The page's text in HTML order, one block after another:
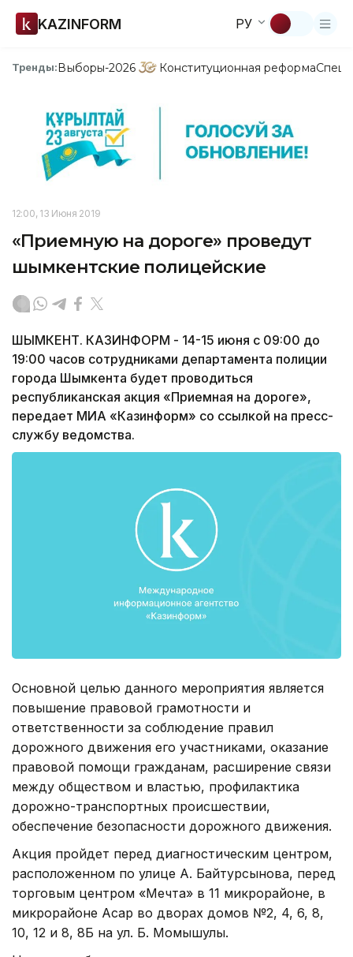
KAZINFORM РУ
Тренды:Выборы-2026 Конституционная реформа
12:00, 13 Июня 2019
«Приемную на дороге» проведут
шымкентские полицейские
ШЫМКЕНТ. КАЗИНФОРМ - 14-15 июня с 09:00 до
19:00 часов сотрудниками департамента полиции
города Шымкента будет проводиться
республиканская акция «Приемная на дороге»,
передает МИА «Казинформ» со ссылкой на пресс-
службу ведомства.
Основной целью данного мероприятия является
повышение правовой грамотности и
ответственности за соблюдение правил
дорожного движения его участниками, оказание
правовой помощи гражданам, расширение связи
между обществом и властью, профилактика
дорожно-транспортных происшествии,
обеспечение безопасности дорожного движения.
Акция пройдет перед диагностическим центром,
расположенном по улице А. Байтурсынова, перед
торговым центром «Мечта» в 11 микрорайоне, в
микрорайоне Асар во дворах домов №2, 4, 6, 8,
10, 12 и 8, 8Б на ул. Б. Момышулы.